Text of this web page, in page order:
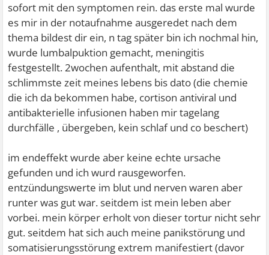
sofort mit den symptomen rein. das erste mal wurde
es mir in der notaufnahme ausgeredet nach dem
thema bildest dir ein, n tag später bin ich nochmal hin,
wurde lumbalpuktion gemacht, meningitis
festgestellt. 2wochen aufenthalt, mit abstand die
schlimmste zeit meines lebens bis dato (die chemie
die ich da bekommen habe, cortison antiviral und
antibakterielle infusionen haben mir tagelang
durchfälle , übergeben, kein schlaf und co beschert)
im endeffekt wurde aber keine echte ursache
gefunden und ich wurd rausgeworfen.
entzündungswerte im blut und nerven waren aber
runter was gut war. seitdem ist mein leben aber
vorbei. mein körper erholt von dieser tortur nicht sehr
gut. seitdem hat sich auch meine panikstörung und
somatisierungsstörung extrem manifestiert (davor